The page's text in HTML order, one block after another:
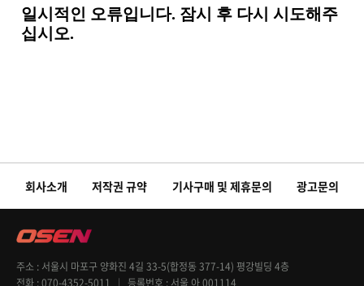
회사소개 저작권 규약 기사구매 및 제휴문의 광고문의
주소
서울시 마포구 양화진 4길 33-5(합정동 377-14) 평강빌딩 4층
전화 070-4352-5011 등록번호 서울 아 001114